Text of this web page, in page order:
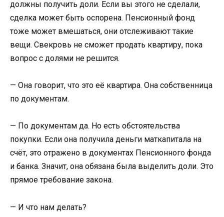
должны получить доли. Если вы этого не сделали,
сделка может быть оспорена. Пенсионный фонд
тоже может вмешаться, они отслеживают такие
вещи. Свекровь не сможет продать квартиру, пока
вопрос с долями не решится.
— Она говорит, что это её квартира. Она собственница
по документам.
— По документам да. Но есть обстоятельства
покупки. Если она получила деньги маткапитала на
счёт, это отражено в документах Пенсионного фонда
и банка. Значит, она обязана была выделить доли. Это
прямое требование закона.
— И что нам делать?